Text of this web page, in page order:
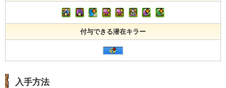
付与できる潜在キラー
入手方法